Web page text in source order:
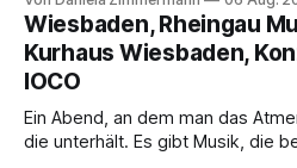
psychologische Tiefe mit starken
einem spielfreudigen Ensemble
überzeugenden Gesamtleistung.
Wiesbaden, Rheingau
Kurhaus Wiesbaden,
IOCO
Ein Abend, an dem man das Atmen
die unterhält. Es gibt Musik, die